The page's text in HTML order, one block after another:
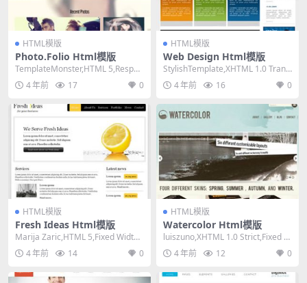
HTML模版
Photo.Folio Html模版
TemplateMonster,HTML 5,Respon
sive, Mixed...
4 年前 17 0
HTML模版
Web Design Html模版
StylishTemplate,XHTML 1.0 Transi
tional,F...
4 年前 16 0
HTML模版
Fresh Ideas Html模版
Marija Zaric,HTML 5,Fixed Width,
2 Colum...
4 年前 14 0
HTML模版
Watercolor Html模版
luiszuno,XHTML 1.0 Strict,Fixed W
idth, 2...
4 年前 12 0